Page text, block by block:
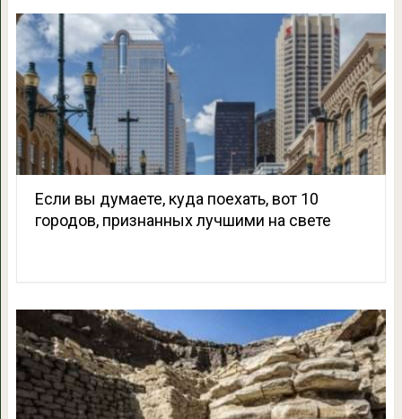
Если вы думаете, куда поехать, вот 10
городов, признанных лучшими на свете